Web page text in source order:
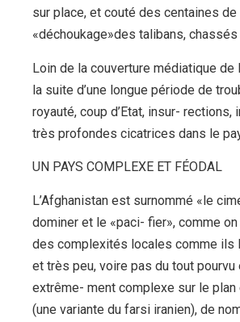
sur place, et couté des centaines
«déchoukage»des talibans,
Loin de la couverture médiatique de
la suite d’une longue période de
royauté, coup d’Etat, insur-
très profondes cicatrices dans le
UN PAYS COMPLEXE ET FÉODAL
L’Afghanistan est surnommé «le
dominer et le «paci- fier», comme
des complexités locales comme ils
et très peu, voire pas du tout
extrême- ment complexe sur le
(une variante du farsi iranien), de